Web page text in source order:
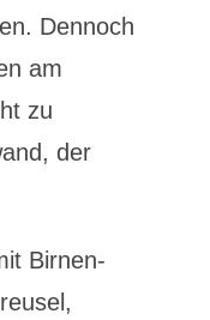
Dennoch
am
zu
der